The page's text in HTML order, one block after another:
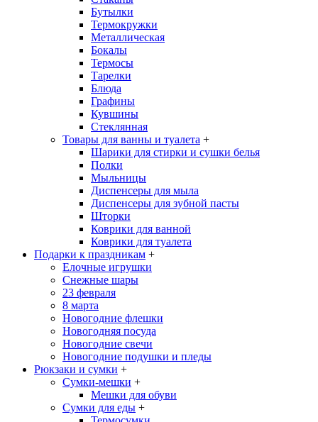
Бутылки
Термокружки
Металлическая
Бокалы
Термосы
Тарелки
Блюда
Графины
Кувшины
Стеклянная
Товары для ванны и туалета +
Шарики для стирки и сушки белья
Полки
Мыльницы
Диспенсеры для мыла
Диспенсеры для зубной пасты
Шторки
Коврики для ванной
Коврики для туалета
Подарки к праздникам +
Елочные игрушки
Снежные шары
23 февраля
8 марта
Новогодние флешки
Новогодняя посуда
Новогодние свечи
Новогодние подушки и пледы
Рюкзаки и сумки +
Сумки-мешки +
Мешки для обуви
Сумки для еды +